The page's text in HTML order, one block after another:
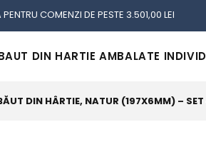
COMENZI DE PESTE 3.501,00 LEI
DIN HARTIE AMBALATE
DIN HÂRTIE, NATUR (197X6MM) –